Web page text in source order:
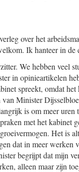
over het
Ik hanteer in
We hebben veel
in opinieartikelen
spreekt, omdat
van Minister
is om meer
met het kabinet
Het is
dat in meer werken
begrijpt dat mijn
alleen maar zijn